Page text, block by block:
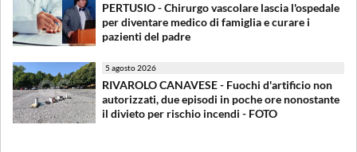
PERTUSIO - Chirurgo vascolare lascia l'ospedale
per diventare medico di famiglia e curare i
pazienti del padre
5 agosto 2026
RIVAROLO CANAVESE - Fuochi d'artificio non
autorizzati, due episodi in poche ore nonostante
il divieto per rischio incendi - FOTO